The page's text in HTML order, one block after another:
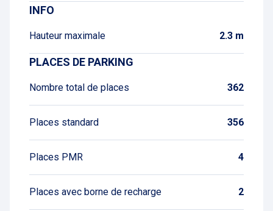
INFO
Hauteur maximale 2.3 m
PLACES DE PARKING
Nombre total de places 362
Places standard 356
Places PMR 4
Places avec borne de recharge 2